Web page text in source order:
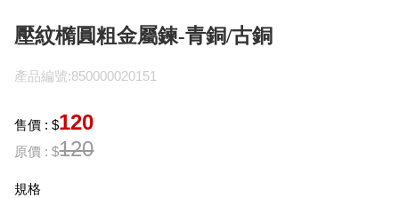
壓紋橢圓粗金屬鍊-青銅/古銅
產品編號:850000020151
售價 : $120
原價 : $120
規格